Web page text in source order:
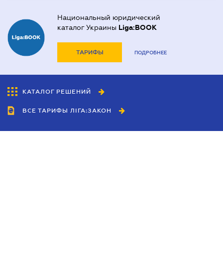
Национальный юридический
каталог Украины Liga:BOOK
ТАРИФЫ ПОДРОБНЕЕ
КАТАЛОГ РЕШЕНИЙ
ВСЕ ТАРИФЫ ЛІГА:ЗАКОН